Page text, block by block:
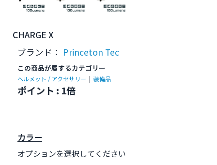
CHARGE X
ブランド： Princeton Tec
この商品が属するカテゴリー
ヘルメット / アクセサリー | 装備品
ポイント : 1倍
カラー
オプションを選択してください